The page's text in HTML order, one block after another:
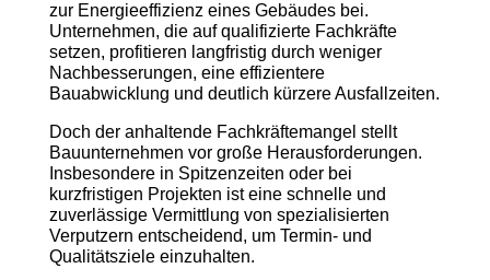
zur Energieeffizienz eines Gebäudes bei.
Unternehmen, die auf qualifizierte Fachkräfte
setzen, profitieren langfristig durch weniger
Nachbesserungen, eine effizientere
Bauabwicklung und deutlich kürzere Ausfallzeiten.
Doch der anhaltende Fachkräftemangel stellt
Bauunternehmen vor große Herausforderungen.
Insbesondere in Spitzenzeiten oder bei
kurzfristigen Projekten ist eine schnelle und
zuverlässige Vermittlung von spezialisierten
Verputzern entscheidend, um Termin- und
Qualitätsziele einzuhalten.